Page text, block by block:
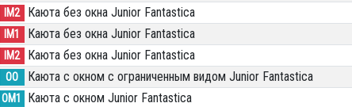
IM2 Каюта без окна Junior Fantastica
IM1 Каюта без окна Junior Fantastica
IM2 Каюта без окна Junior Fantastica
OO Каюта с окном с ограниченным видом Junior Fantastica
OM1 Каюта с окном Junior Fantastica